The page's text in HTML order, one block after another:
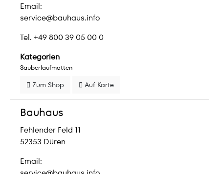
Email:
service@bauhaus.info
Tel. +49 800 39 05 00 0
Kategorien
Sauberlaufmatten
Zum Shop Auf Karte
Bauhaus
Fehlender Feld 11
52353 Düren
Email: